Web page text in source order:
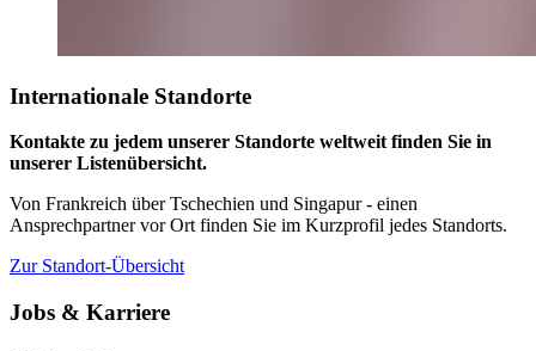
Internationale Standorte
Kontakte zu jedem unserer Standorte weltweit finden Sie in
unserer Listenübersicht.
Von Frankreich über Tschechien und Singapur - einen
Ansprechpartner vor Ort finden Sie im Kurzprofil jedes Standorts.
Zur Standort-Übersicht
Jobs & Karriere